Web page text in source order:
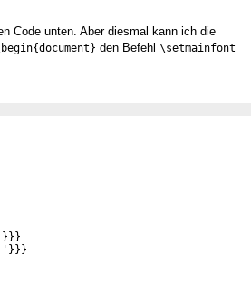
Code unten. Aber diesmal kann ich die
den Befehl \setmainfont
}}}
}}}